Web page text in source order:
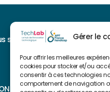
Gérer le
Pour offrir les meilleures
cookies pour stocker et/ou
consentir à ces technologies
comportement de navigation
sur
?